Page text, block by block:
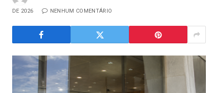
DE 2026 NENHUM COMENTÁRIO